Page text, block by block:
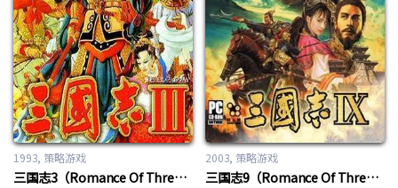
1993 策略游戏
三国志3（Romance Of Three Kingdom 3）
2003 策略游戏
三国志9（Romance Of Three Kingdom 9）